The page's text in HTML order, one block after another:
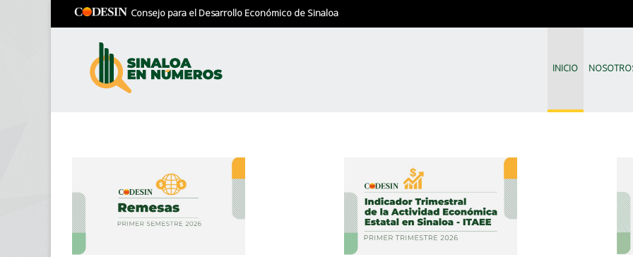
Consejo para el Desarrollo Económico de Sinaloa
INICIO